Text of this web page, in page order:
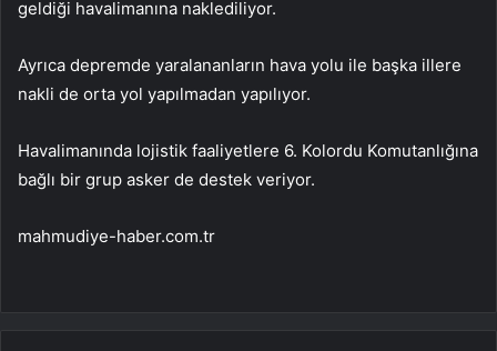
geldiği havalimanına naklediliyor.
Ayrıca depremde yaralananların hava yolu ile başka illere
nakli de orta yol yapılmadan yapılıyor.
Havalimanında lojistik faaliyetlere 6. Kolordu Komutanlığına
bağlı bir grup asker de destek veriyor.
mahmudiye-haber.com.tr